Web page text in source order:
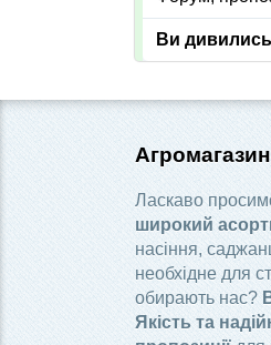
Ви дивились
Ласкаво
широкий
насіння,
необхідне для
обирають нас?
Якість та